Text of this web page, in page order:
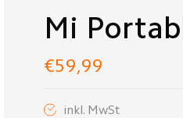
Mi
€59,99
inkl. MwSt